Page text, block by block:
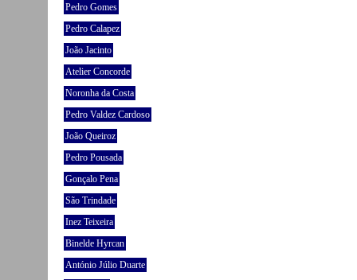
Pedro Gomes
Pedro Calapez
João Jacinto
Atelier Concorde
Noronha da Costa
Pedro Valdez Cardoso
João Queiroz
Pedro Pousada
Gonçalo Pena
São Trindade
Inez Teixeira
Binelde Hyrcan
António Júlio Duarte